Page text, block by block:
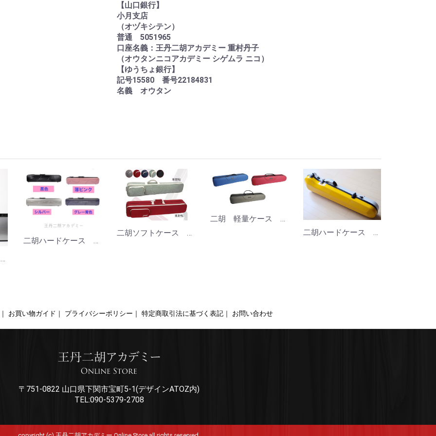
【山口銀行】
小月支店
（オヅキシテン）
普通 5051965
口座名義：王丹二胡アカデミー 重村丹子
（オウタンニコアカデミー シゲムラ ニコ）
【ゆうちょ銀行】
記号15580 番号22184831
名義 オウタン
二胡ハードケース 凛
二胡ハードケース 華
二胡ソフトケース 恵
二胡 軽量ケース 奏
二胡ハードケース ハーフ
お買い物ガイド｜ プライバシーポリシー｜ 特定商取引法に基づく表記｜ お問い合わせ
〒751-0822 山口県下関市宝町5-1(デザインATOZ内)
TEL:090-5379-2708